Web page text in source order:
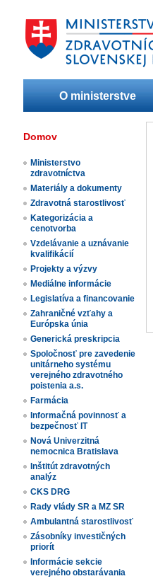
O ministerstve
Domov
Ministerstvo
zdravotníctva
Materiály a dokumenty
Zdravotná starostlivosť
Kategorizácia a
cenotvorba
Vzdelávanie a uznávanie
kvalifikácií
Projekty a výzvy
Mediálne informácie
Legislatíva a financovanie
Zahraničné vzťahy a
Európska únia
Generická preskripcia
Spoločnosť pre zavedenie
unitárneho systému
verejného zdravotného
poistenia a.s.
Farmácia
Informačná povinnosť a
bezpečnosť IT
Nová Univerzitná
nemocnica Bratislava
Inštitút zdravotných
analýz
CKS DRG
Rady vlády SR a MZ SR
Ambulantná starostlivosť
Zásobníky investičných
priorít
Informácie sekcie
verejného obstarávania